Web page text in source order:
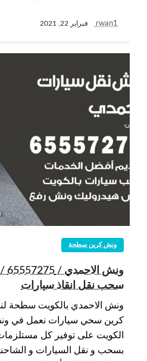
rwan1 فبراير 22, 2021
ونش كرين سطحة
سحب نقل انقاذ سيارات
ونش الاحمدي بالكويت سطحة
كرين سحي سيارات نعمل في
الكويت على توفير كل
بسحب و نقل السيارات و